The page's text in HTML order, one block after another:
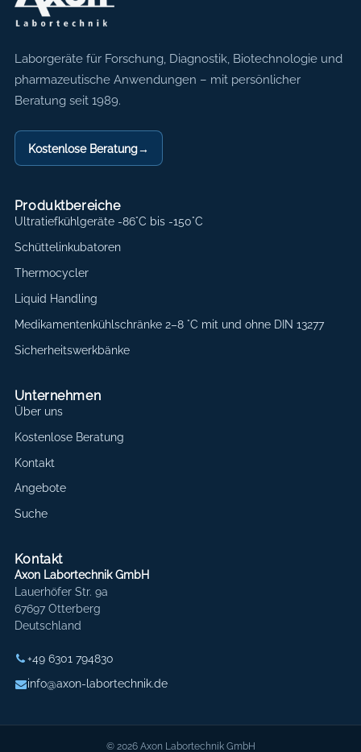
Axon Labortechnik
Laborgeräte für Forschung, Diagnostik, Biotechnologie und
pharmazeutische Anwendungen – mit persönlicher
Beratung seit 1989.
Kostenlose Beratung→
Produktbereiche
Ultratiefkühlgeräte -86°C bis -150°C
Schüttelinkubatoren
Thermocycler
Liquid Handling
Medikamentenkühlschränke 2–8 °C mit und ohne DIN 13277
Sicherheitswerkbänke
Unternehmen
Über uns
Kostenlose Beratung
Kontakt
Angebote
Suche
Kontakt
Axon Labortechnik GmbH
Lauerhöfer Str. 9a
67697 Otterberg
Deutschland
+49 6301 794830
info@axon-labortechnik.de
© 2026 Axon Labortechnik GmbH